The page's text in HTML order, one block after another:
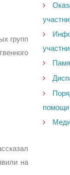
групп
на
помощи